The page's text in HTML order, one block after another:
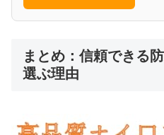
まとめ：信頼できる
選ぶ理由